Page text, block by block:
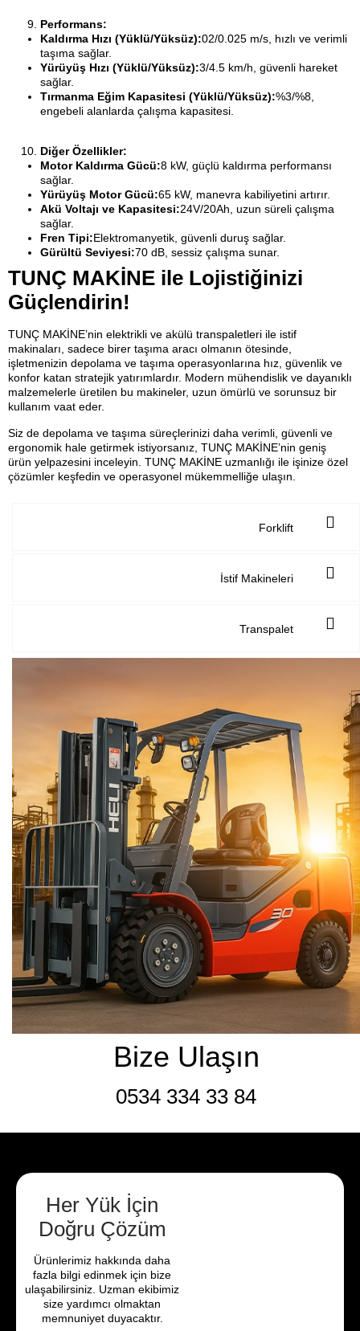
Performans:
Kaldırma Hızı (Yüklü/Yüksüz):02/0.025 m/s, hızlı ve verimli
taşıma sağlar.
Yürüyüş Hızı (Yüklü/Yüksüz):3/4.5 km/h, güvenli hareket
sağlar.
Tırmanma Eğim Kapasitesi (Yüklü/Yüksüz):%3/%8,
engebeli alanlarda çalışma kapasitesi.
Diğer Özellikler:
Motor Kaldırma Gücü:8 kW, güçlü kaldırma performansı
sağlar.
Yürüyüş Motor Gücü:65 kW, manevra kabiliyetini artırır.
Akü Voltajı ve Kapasitesi:24V/20Ah, uzun süreli çalışma
sağlar.
Fren Tipi:Elektromanyetik, güvenli duruş sağlar.
Gürültü Seviyesi:70 dB, sessiz çalışma sunar.
TUNÇ MAKİNE ile Lojistiğinizi
Güçlendirin!
TUNÇ MAKİNE’nin elektrikli ve akülü transpaletleri ile istif
makinaları, sadece birer taşıma aracı olmanın ötesinde,
işletmenizin depolama ve taşıma operasyonlarına hız, güvenlik ve
konfor katan stratejik yatırımlardır. Modern mühendislik ve dayanıklı
malzemelerle üretilen bu makineler, uzun ömürlü ve sorunsuz bir
kullanım vaat eder.
Siz de depolama ve taşıma süreçlerinizi daha verimli, güvenli ve
ergonomik hale getirmek istiyorsanız, TUNÇ MAKİNE’nin geniş
ürün yelpazesini inceleyin. TUNÇ MAKİNE uzmanlığı ile işinize özel
çözümler keşfedin ve operasyonel mükemmelliğe ulaşın.
Forklift
İstif Makineleri
Transpalet
Bize Ulaşın
0534 334 33 84
Her Yük İçin
Doğru Çözüm
Ürünlerimiz hakkında daha
fazla bilgi edinmek için bize
ulaşabilirsiniz. Uzman ekibimiz
size yardımcı olmaktan
memnuniyet duyacaktır.